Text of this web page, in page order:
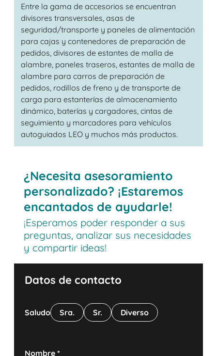
Entre la gama de accesorios se encuentran
divisores transversales, asas de
seguridad/transporte y paneles de alimentación
para cajas y contenedores de preparación de
pedidos, divisores de estantes de malla de
alambre, paneles traseros, estantes de malla de
alambre para carros de preparación de
pedidos, rodillos de freno y de transporte de
carga para estanterías de almacenamiento
dinámico, baterías y cargadores, cintas de
seguimiento y marcadores para vehículos
autoguiados LEO y muchos más productos.
¿Necesita asesoramiento
personalizado? ¡Estaremos
encantados de ayudarle!
¡Esperamos poder responder a sus
preguntas, analizar sus necesidades
y compartir ideas!
Datos de contacto
Saludo Sra. Sr. Diverso
Nombre*